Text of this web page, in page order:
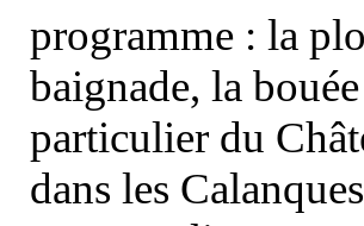
programme : la
baignade, la
particulier du
dans les